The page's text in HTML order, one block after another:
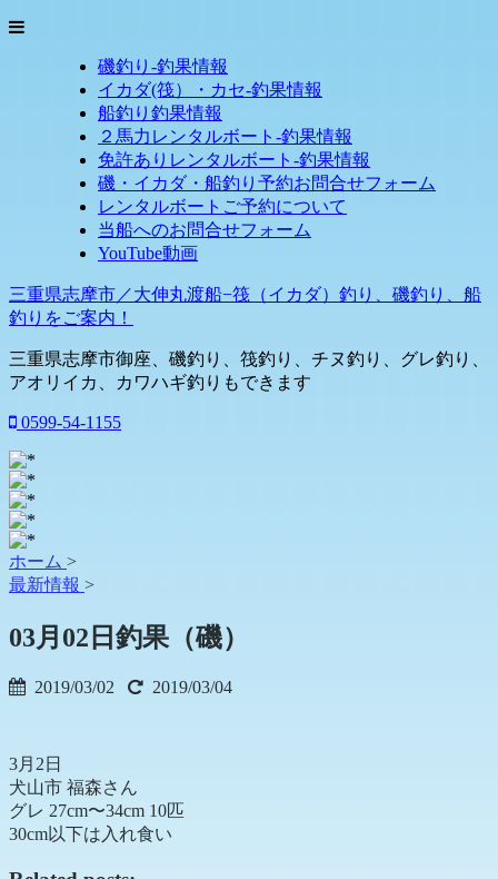
磯釣り-釣果情報
イカダ(筏）・カセ-釣果情報
船釣り釣果情報
２馬力レンタルボート-釣果情報
免許ありレンタルボート-釣果情報
磯・イカダ・船釣り予約お問合せフォーム
レンタルボートご予約について
当船へのお問合せフォーム
YouTube動画
三重県志摩市／大伸丸渡船−筏（イカダ）釣り、磯釣り、船
釣りをご案内！
三重県志摩市御座、磯釣り、筏釣り、チヌ釣り、グレ釣り、
アオリイカ、カワハギ釣りもできます
0599-54-1155
ホーム >
最新情報 >
03月02日釣果（磯）
2019/03/02 2019/03/04
3月2日
犬山市 福森さん
グレ 27cm〜34cm 10匹
30cm以下は入れ食い